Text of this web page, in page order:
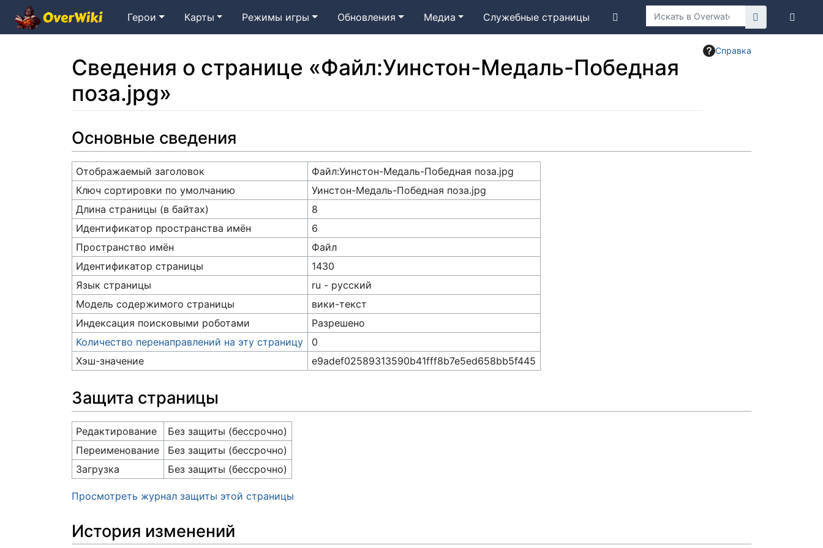
Герои Карты Режимы игры Обновления Медиа Служебные страницы
Справка
Сведения о странице «Файл:Уинстон-Медаль-Победная
поза.jpg»
Основные сведения
Отображаемый заголовок
Файл:Уинстон-Медаль-Победная поза.jpg
Ключ сортировки по умолчанию
Уинстон-Медаль-Победная поза.jpg
Длина страницы (в байтах)
8
Идентификатор пространства имён
6
Пространство имён
Файл
Идентификатор страницы
1430
Язык страницы
ru - русский
Модель содержимого страницы
вики-текст
Индексация поисковыми роботами
Разрешено
Количество перенаправлений на эту страницу
0
Хэш-значение
e9adef02589313590b41fff8b7e5ed658bb5f445
Защита страницы
Редактирование
Без защиты (бессрочно)
Переименование
Без защиты (бессрочно)
Загрузка
Без защиты (бессрочно)
Просмотреть журнал защиты этой страницы
История изменений